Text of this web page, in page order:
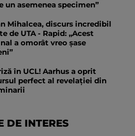
un asemenea specimen”
Mihalcea, discurs incredibil
de UTA - Rapid: „Acest
a omorât vreo șase
în UCL! Aarhus a oprit
perfect al revelației din
DE INTERES